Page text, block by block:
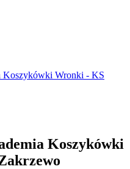
Koszykówki Wronki - KS
Koszykówki